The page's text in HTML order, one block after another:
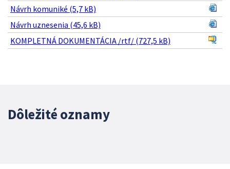
Návrh komuniké (5,7 kB)
Návrh uznesenia (45,6 kB)
KOMPLETNÁ DOKUMENTÁCIA /rtf/ (727,5 kB)
Dôležité oznamy